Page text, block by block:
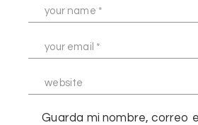
Guarda mi nombre, correo